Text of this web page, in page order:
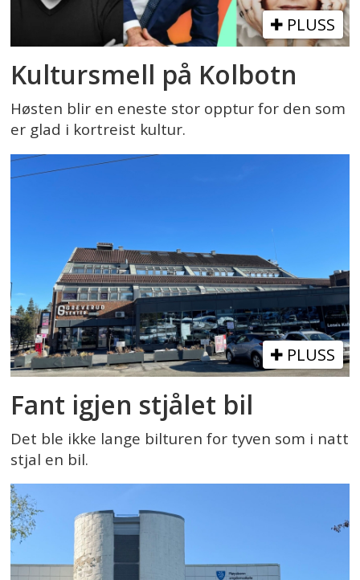
PLUSS
Kultursmell på Kolbotn
Høsten blir en eneste stor opptur for den som
er glad i kortreist kultur.
PLUSS
Fant igjen stjålet bil
Det ble ikke lange bilturen for tyven som i natt
stjal en bil.